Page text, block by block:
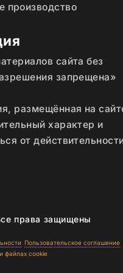
производство
сайта без
запрещена»
размещённая на
характер и
от
права защищены
Пользовательское соглашение
файлах cookie